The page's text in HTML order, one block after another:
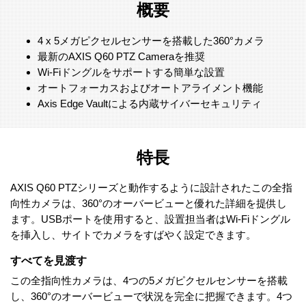
概要
4 x 5メガピクセルセンサーを搭載した360°カメラ
最新のAXIS Q60 PTZ Cameraを推奨
Wi-Fiドングルをサポートする簡単な設置
オートフォーカスおよびオートアライメント機能
Axis Edge Vaultによる内蔵サイバーセキュリティ
特長
AXIS Q60 PTZシリーズと動作するように設計されたこの全指
向性カメラは、360°のオーバービューと優れた詳細を提供し
ます。USBポートを使用すると、設置担当者はWi-Fiドングル
を挿入し、サイトでカメラをすばやく設定できます。
すべてを見渡す
この全指向性カメラは、4つの5メガピクセルセンサーを搭載
し、360°のオーバービューで状況を完全に把握できます。4つ